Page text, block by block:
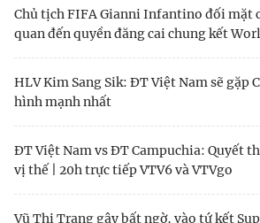
Chủ tịch FIFA Gianni Infantino đối mặt
quan đến quyền đăng cai chung kết
HLV Kim Sang Sik: ĐT Việt Nam sẽ gặp
hình mạnh nhất
ĐT Việt Nam vs ĐT Campuchia: Quyết
vị thế | 20h trực tiếp VTV6 và VTVgo
Vũ Thị Trang gây bất ngờ, vào tứ kết